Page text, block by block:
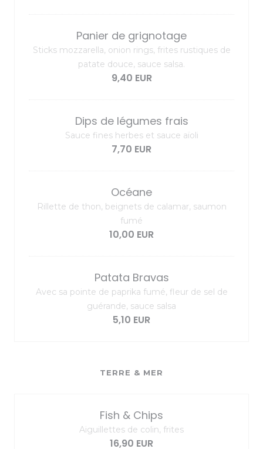
Panier de grignotage
Sticks mozzarella, onion rings, frites rustiques de
patate douce, sauce salsa.
9,40 EUR
Dips de légumes frais
Sauce fines herbes et sauce aïoli
7,70 EUR
Océane
Rillette de thon, beignets de calamar, saumon
fumé
10,00 EUR
Patata Bravas
Avec sa pointe de paprika fumé, fleur de sel de
guérande, sauce salsa
5,10 EUR
TERRE & MER
Fish & Chips
Aiguillettes de colin, frites
16,90 EUR